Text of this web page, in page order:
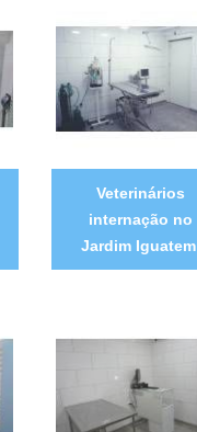
Veterinários
internação no
Jardim